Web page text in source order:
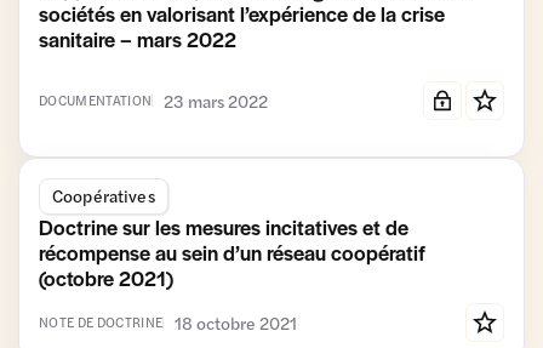
sociétés en valorisant l’expérience de la crise
sanitaire – mars 2022
DOCUMENTATION 23 mars 2022
Coopératives
Doctrine sur les mesures incitatives et de
récompense au sein d’un réseau coopératif
(octobre 2021)
NOTE DE DOCTRINE 18 octobre 2021